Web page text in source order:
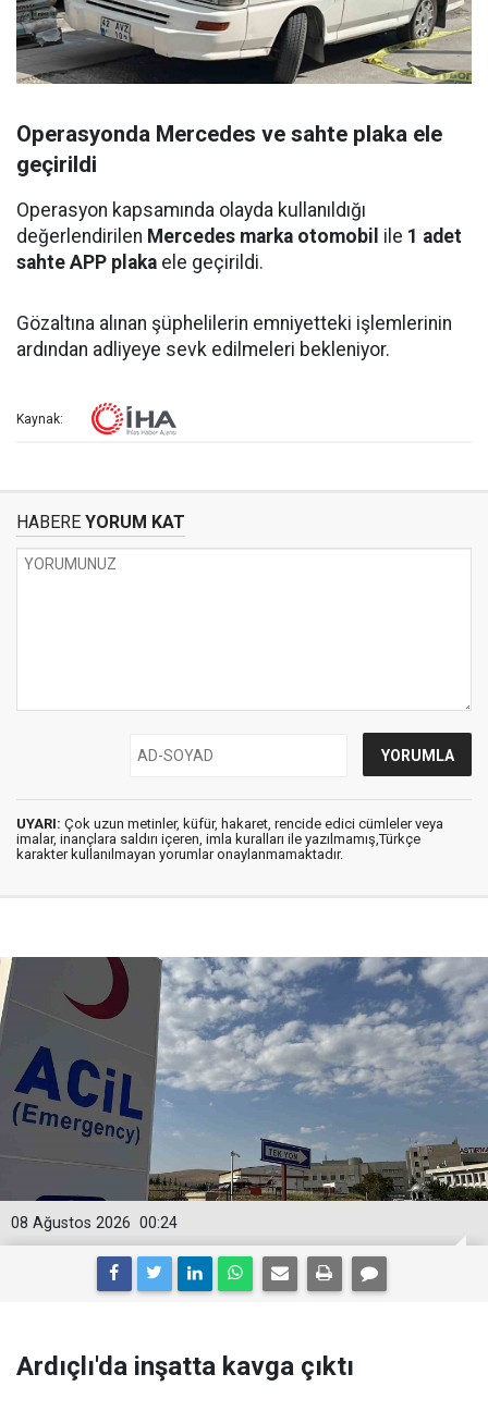
Operasyonda Mercedes ve sahte plaka ele
geçirildi
Operasyon kapsamında olayda kullanıldığı
değerlendirilen Mercedes marka otomobil ile 1 adet
sahte APP plaka ele geçirildi.
Gözaltına alınan şüphelilerin emniyetteki işlemlerinin
ardından adliyeye sevk edilmeleri bekleniyor.
Kaynak:
HABERE YORUM KAT
UYARI: Çok uzun metinler, küfür, hakaret, rencide edici cümleler veya
imalar, inançlara saldırı içeren, imla kuralları ile yazılmamış,Türkçe
karakter kullanılmayan yorumlar onaylanmamaktadır.
00:24
08 Ağustos 2026
Ardıçlı'da inşatta kavga çıktı